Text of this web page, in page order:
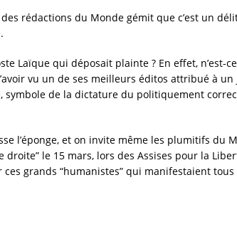
rédactions du Monde gémit que c’est un
Laïque qui déposait plainte ? En effet, n’est-
vu un de ses meilleurs éditos attribué à
symbole de la dictature du politiquement
l’éponge, et on invite même les plumitifs du
droite” le 15 mars, lors des Assises pour la
grands “humanistes” qui manifestaient